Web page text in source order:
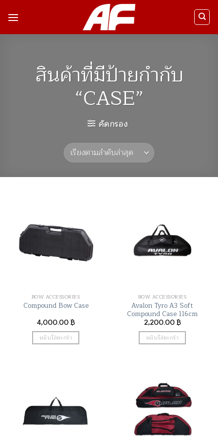
สินค้าที่มีป้ายกำกับ
“CASE”
คัดกรอง
BOW ACCESSORIES
Compound Bow Case
4,000.00฿
หยิบใส่ตะกร้า
BOW ACCESSORIES
Avalon Tyro A3 Soft
Compound Case 116cm
2,200.00฿
หยิบใส่ตะกร้า